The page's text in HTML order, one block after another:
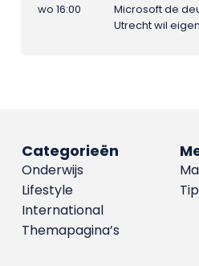
wo 16:00
Microsoft de
Utrecht wil
Categorieën
Onderwijs
Lifestyle
International
Themapagina’s